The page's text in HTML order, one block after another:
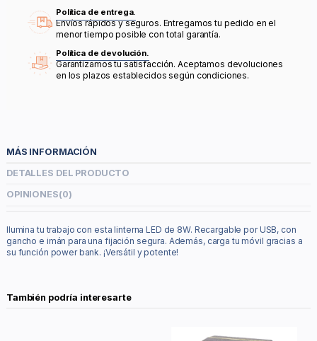
Política de entrega.
Envíos rápidos y seguros. Entregamos tu pedido en el
menor tiempo posible con total garantía.
Política de devolución.
Garantizamos tu satisfacción. Aceptamos devoluciones
en los plazos establecidos según condiciones.
MÁS INFORMACIÓN
DETALLES DEL PRODUCTO
OPINIONES(0)
Ilumina tu trabajo con esta linterna LED de 8W. Recargable por USB, con
gancho e imán para una fijación segura. Además, carga tu móvil gracias a
su función power bank. ¡Versátil y potente!
También podría interesarte